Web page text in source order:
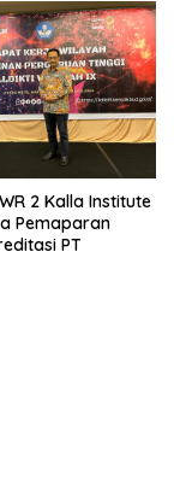
2 Kalla Institute
Pemaparan
PT